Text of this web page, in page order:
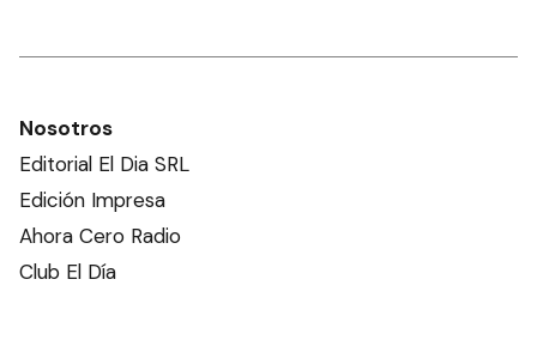
Nosotros
Editorial El Dia SRL
Edición Impresa
Ahora Cero Radio
Club El Día